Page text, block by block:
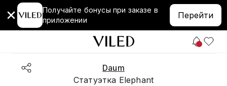
Получайте бонусы при заказе в
приложении
Перейти
Daum
Статуэтка Elephant